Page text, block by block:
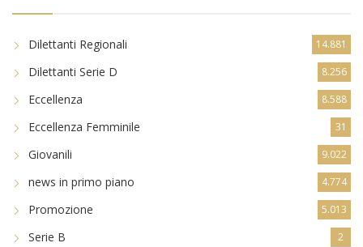
Dilettanti Regionali 14.881
Dilettanti Serie D 8.256
Eccellenza 8.588
Eccellenza Femminile 31
Giovanili 9.022
news in primo piano 4.774
Promozione 5.013
Serie B 2